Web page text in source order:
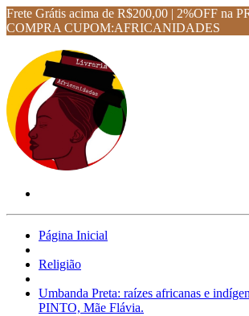
Frete Grátis acima de R$200,00 | 2%OFF na
COMPRA CUPOM:AFRICANIDADES
Página Inicial
Religião
Umbanda Preta: raízes africanas e
PINTO, Mãe Flávia.